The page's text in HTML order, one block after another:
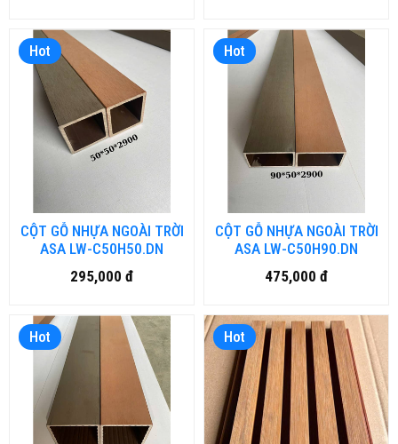
Hot
CỘT GỖ NHỰA NGOÀI TRỜI
ASA LW-C50H50.DN
295,000 đ
Hot
CỘT GỖ NHỰA NGOÀI TRỜI
ASA LW-C50H90.DN
475,000 đ
Hot Hot